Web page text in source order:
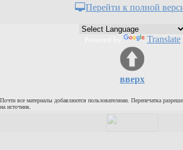
Перейти к полной
Translate
вверх
Почти все материалы добавляются пользователями. Перепечатка
на источник.